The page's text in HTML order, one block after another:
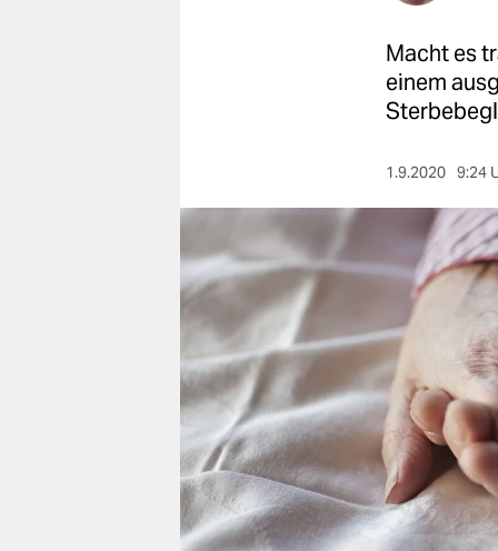
verlag
verlag
veranstaltungen
shop
fragen & hilfe
unterstützen
abo
genossenschaft
Macht es
einem
1.9.2020 9:24